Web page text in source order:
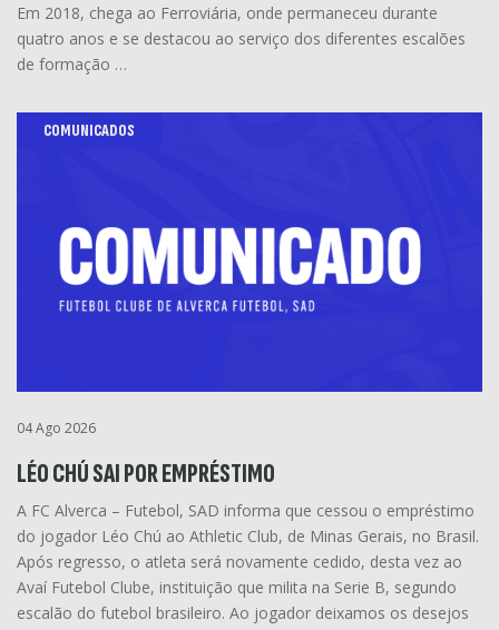
Em 2018, chega ao Ferroviária, onde permaneceu durante
quatro anos e se destacou ao serviço dos diferentes escalões
de formação …
COMUNICADOS
04 Ago 2026
LÉO CHÚ SAI POR EMPRÉSTIMO
A FC Alverca – Futebol, SAD informa que cessou o empréstimo
do jogador Léo Chú ao Athletic Club, de Minas Gerais, no Brasil.
Após regresso, o atleta será novamente cedido, desta vez ao
Avaí Futebol Clube, instituição que milita na Serie B, segundo
escalão do futebol brasileiro. Ao jogador deixamos os desejos